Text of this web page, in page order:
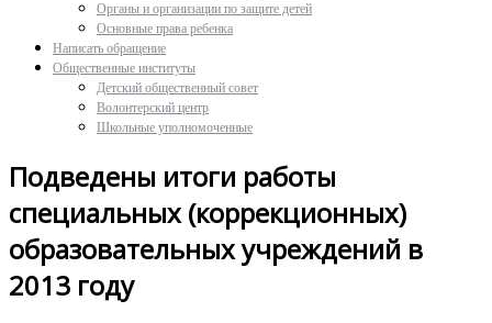
Органы и организации по защите детей
Основные права ребенка
Написать обращение
Общественные институты
Детский общественный совет
Волонтерский центр
Школьные уполномоченные
Подведены итоги работы
специальных (коррекционных)
образовательных учреждений в
2013 году